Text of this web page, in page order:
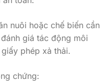
nuôi hoặc chế biến cần
giá tác động môi
phép xả thải.
chứng: